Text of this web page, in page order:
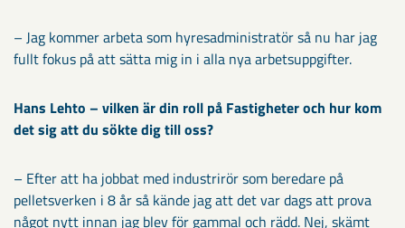
– Jag kommer arbeta som hyresadministratör så nu har jag
fullt fokus på att sätta mig in i alla nya arbetsuppgifter.
Hans Lehto – vilken är din roll på Fastigheter och hur kom
det sig att du sökte dig till oss?
– Efter att ha jobbat med industrirör som beredare på
pelletsverken i 8 år så kände jag att det var dags att prova
något nytt innan jag blev för gammal och rädd. Nej, skämt